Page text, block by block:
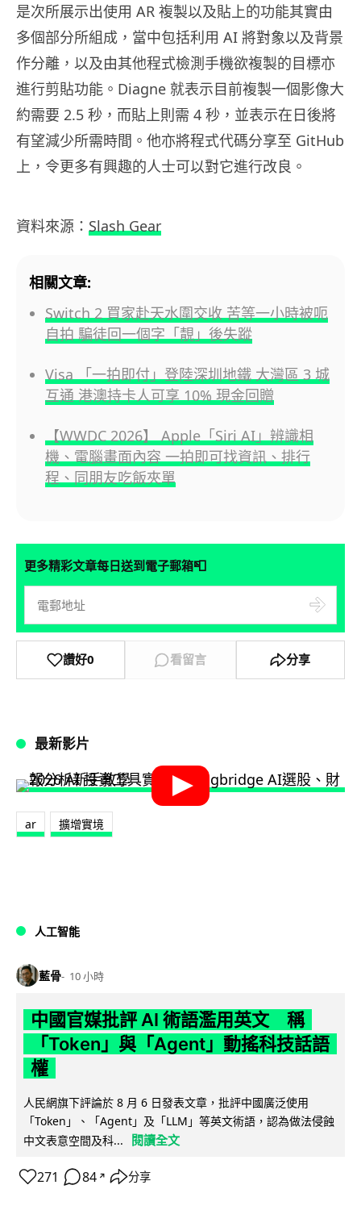
是次所展示出使用 AR 複製以及貼上的功能其實由
多個部分所組成，當中包括利用 AI 將對象以及背景
作分離，以及由其他程式檢測手機欲複製的目標亦
進行剪貼功能。Diagne 就表示目前複製一個影像大
約需要 2.5 秒，而貼上則需 4 秒，並表示在日後將
有望減少所需時間。他亦將程式代碼分享至 GitHub
上，令更多有興趣的人士可以對它進行改良。
資料來源： Slash Gear
相關文章:
Switch 2 買家赴天水圍交收 苦等一小時被呃
自拍 騙徒回一個字「靚」後失蹤
Visa 「一拍即付」登陸深圳地鐵 大灣區 3 城
互通 港澳持卡人可享 10% 現金回贈
【WWDC 2026】 Apple「Siri AI」辨識相
機、電腦畫面內容 一拍即可找資訊、排行
程、同朋友吃飯夾單
更多精彩文章每日送到電子郵箱📮
讚好0 看留言 分享
最新影片
ar 擴增實境
人工智能
藍骨 10 小時
中國官媒批評 AI 術語濫用英文 稱
「Token」與「Agent」動搖科技話語
權
人民網旗下評論於 8 月 6 日發表文章，批評中國廣泛使用
「Token」、「Agent」及「LLM」等英文術語，認為做法侵蝕
中文表意空間及科...
閱讀全文
271 84 ↗ 分享